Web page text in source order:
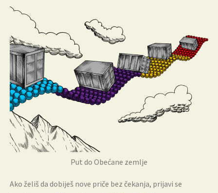
Put do Obećane zemlje
Ako želiš da dobiješ nove priče bez čekanja, prijavi se